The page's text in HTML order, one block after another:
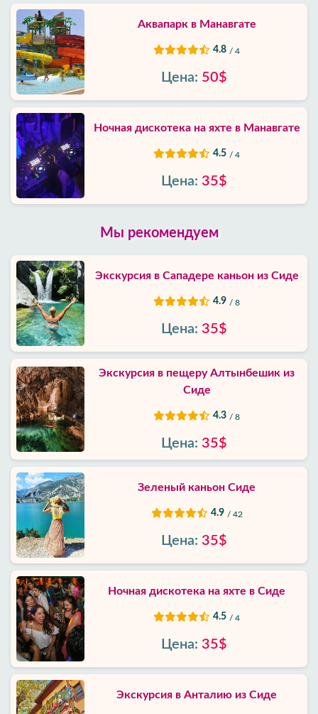
Аквапарк в Манавгате
4.8 / 4
Цена: 50$
Ночная дискотека на яхте в Манавгате
4.5 / 4
Цена: 35$
Мы рекомендуем
Экскурсия в Сападере каньон из Сиде
4.9 / 8
Цена: 35$
Экскурсия в пещеру Алтынбешик из
Сиде
4.3 / 8
Цена: 35$
Зеленый каньон Сиде
4.9 / 42
Цена: 35$
Ночная дискотека на яхте в Сиде
4.5 / 4
Цена: 35$
Экскурсия в Анталию из Сиде